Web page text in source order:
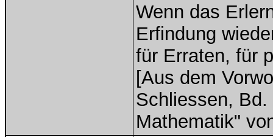
Wenn das
Erfindung
für Erraten, für
[Aus dem
Schliessen,
Mathematik"